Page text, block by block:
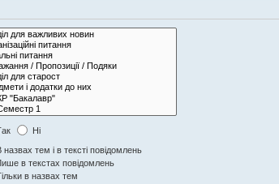
Ні
назвах тем і в тексті повідомлень
в текстах повідомлень
в назвах тем